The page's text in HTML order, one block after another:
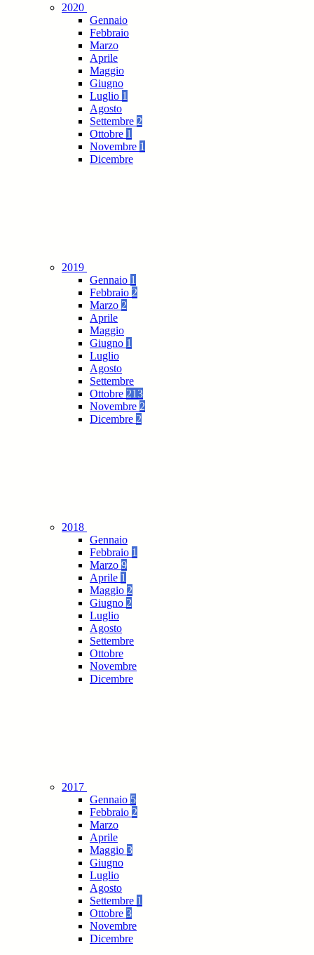
2020
Gennaio
Febbraio
Marzo
Aprile
Maggio
Giugno
Luglio 1
Agosto
Settembre 2
Ottobre 1
Novembre 1
Dicembre
2019
Gennaio 1
Febbraio 2
Marzo 2
Aprile
Maggio
Giugno 1
Luglio
Agosto
Settembre
Ottobre 213
Novembre 2
Dicembre 2
2018
Gennaio
Febbraio 1
Marzo 9
Aprile 1
Maggio 2
Giugno 2
Luglio
Agosto
Settembre
Ottobre
Novembre
Dicembre
2017
Gennaio 5
Febbraio 2
Marzo
Aprile
Maggio 3
Giugno
Luglio
Agosto
Settembre 1
Ottobre 3
Novembre
Dicembre